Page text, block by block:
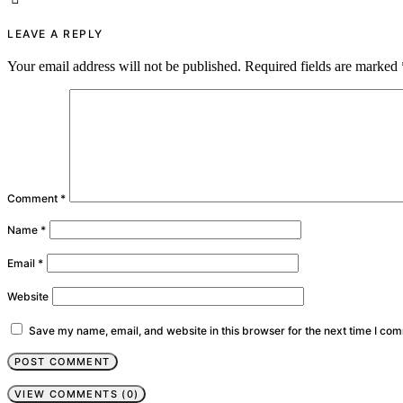
LEAVE A REPLY
Your email address will not be published. Required fields are marked
Comment *
Name *
Email *
Website
Save my name, email, and website in this browser for the next time I
VIEW COMMENTS (0)